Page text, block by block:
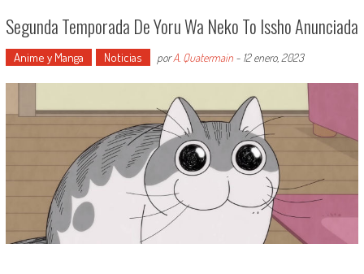
Segunda Temporada De Yoru Wa Neko To Issho Anunciada
Anime y Manga Noticias porA. Quatermain- 12 enero, 2023